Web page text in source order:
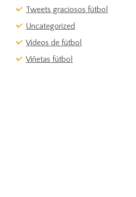
Tweets graciosos fútbol
Uncategorized
Vídeos de fútbol
Viñetas fútbol